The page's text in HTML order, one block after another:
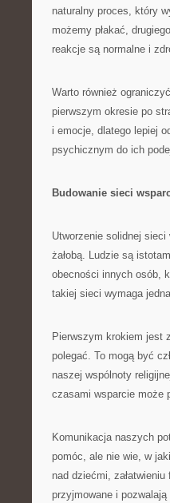
naturalny proces, który
możemy płakać,
reakcje są normalne i
Warto również
pierwszym okresie po
i emocje, dlatego lepiej
psychicznym do ich
Budowanie sieci
Utworzenie solidnej
żałobą. Ludzie są
obecności innych osób,
takiej sieci wymaga
Pierwszym krokiem jest
polegać. To mogą być
naszej wspólnoty
czasami wsparcie może
Komunikacja naszych
pomóc, ale nie wie, w
nad dziećmi,
przyjmowane i